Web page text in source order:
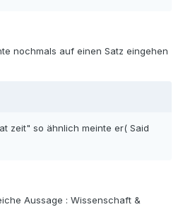
nochmals auf einen Satz eingehen
zeit" so ähnlich meinte er( Said
Aussage : Wissenschaft &